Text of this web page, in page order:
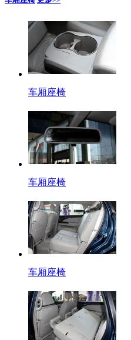
车厢座椅
车厢座椅
车厢座椅